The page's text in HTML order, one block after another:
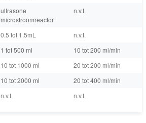
ultrasone
microstroomreactor
n.v.t.
0.5 tot 1.5mL
n.v.t.
1 tot 500 ml
10 tot 200 ml/min
10 tot 1000 ml
20 tot 200 ml/min
10 tot 2000 ml
20 tot 400 ml/min
n.v.t. n.v.t.